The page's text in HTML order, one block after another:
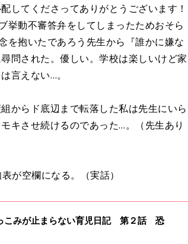
してくださってありがとうございます！
挙動不審答弁をしてしまったためおそら
を抱いたであろう先生から『誰かに嫌な
問された。優しい。学校は楽しいけど家
言えない…。
からド底辺まで転落した私は先生にいら
キさせ続けるのであった…。（先生あり
が空欄になる。（実話）
こみが止まらない育児日記 第２話 恐